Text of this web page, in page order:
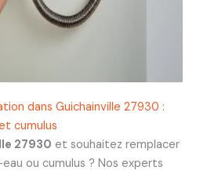
dans Guichainville 27930 :
cumulus
27930 et souhaitez remplacer
ou cumulus ? Nos experts